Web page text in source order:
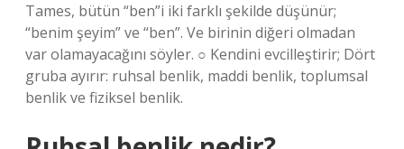
Tames, bütün “ben”i iki farklı şekilde düşünür;
“benim şeyim” ve “ben”. Ve birinin diğeri olmadan
var olamayacağını söyler. ○ Kendini evcilleştirir; Dört
gruba ayırır: ruhsal benlik, maddi benlik, toplumsal
benlik ve fiziksel benlik.